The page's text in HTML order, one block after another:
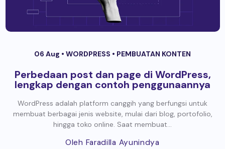
06 Aug • WORDPRESS • PEMBUATAN KONTEN
Perbedaan post dan page di WordPress,
lengkap dengan contoh penggunaannya
WordPress adalah platform canggih yang berfungsi untuk
membuat berbagai jenis website, mulai dari blog, portofolio,
hingga toko online. Saat membuat...
Oleh Faradilla Ayunindya